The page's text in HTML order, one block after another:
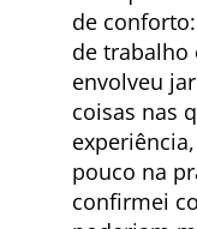
de
de trabalho
envolveu
coisas nas
pouco na
confirmei